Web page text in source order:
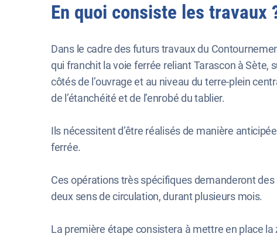
En quoi consiste les travaux
Dans le cadre des futurs travaux du
qui franchit la voie ferrée reliant Tarascon à
côtés de l’ouvrage et au niveau du terre-plein
de l’étanchéité et de l’enrobé du tablier.
Ils nécessitent d’être réalisés de manière
ferrée.
Ces opérations très spécifiques demanderont
deux sens de circulation, durant plusieurs mois.
La première étape consistera à mettre en place